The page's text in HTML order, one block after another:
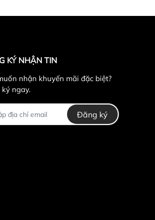
KÝ NHẬN TIN
nhận khuyến mãi đặc biệt?
ngay.
Đăng ký